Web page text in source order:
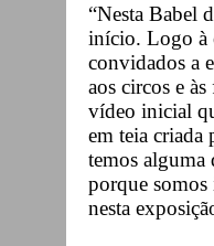
“Nesta Babel
início. Logo à
convidados a
aos circos e
vídeo inicial
em teia criada
temos alguma
porque
nesta